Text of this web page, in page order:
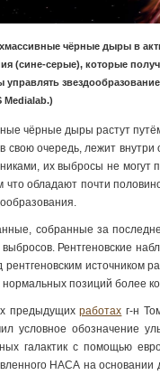
чёрные дыры в
(сине-серые), которые
управлять
Medialab.)
чёрные дыры растут
свою очередь, лежит внутри
их выбросы не могут
что обладают почти
собранные за
выбросов. Рентгеновские
рентгеновским источником
нормальных позиций более
предыдущихработах г-н
условное обозначение
галактик с помощью
НАСА на основании